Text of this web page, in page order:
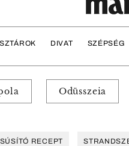
SZTÁROK DIVAT SZÉPSÉG
Odüsszeia
RECEPT